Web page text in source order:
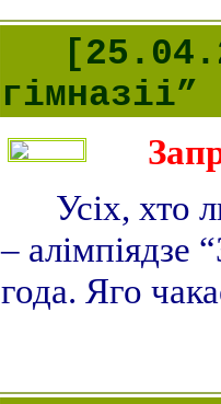
гімназіі”
Усіх, хто
– алімпіядзе
года. Яго